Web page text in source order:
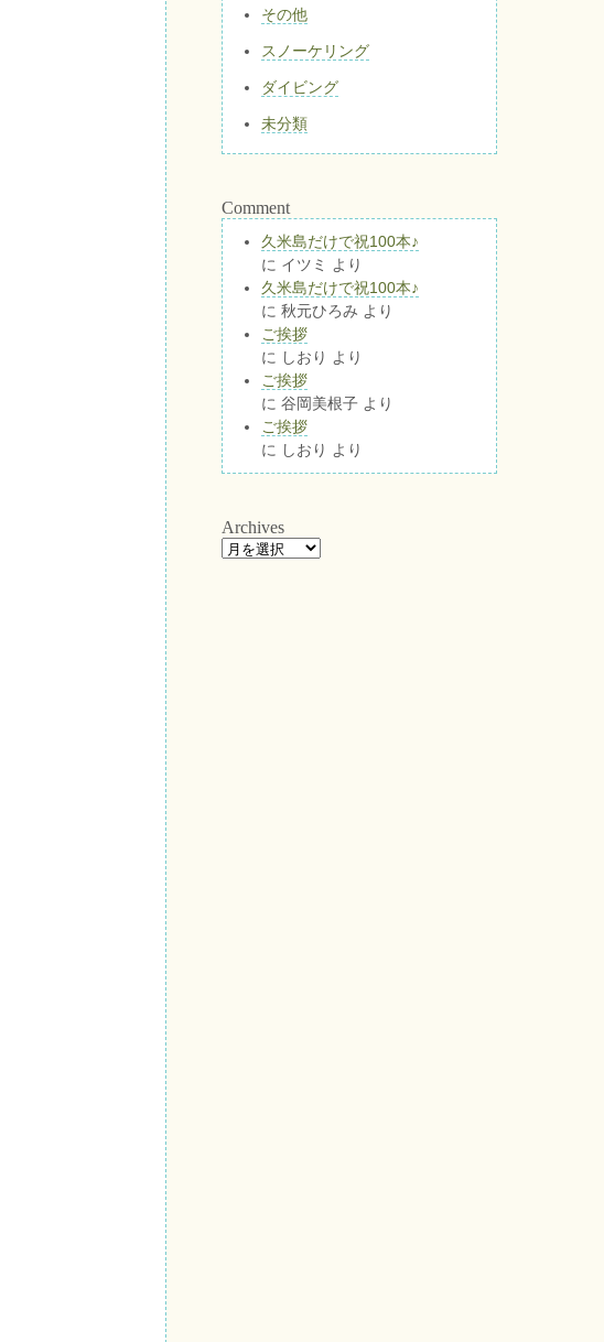
その他
スノーケリング
ダイビング
未分類
Comment
久米島だけで祝100本♪
に イツミ
より
久米島だけで祝100本♪
に 秋元ひろみ より
ご挨拶
に しおり より
ご挨拶
に 谷岡美根子 より
ご挨拶
に しおり より
Archives